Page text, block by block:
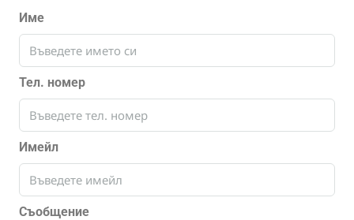
Име
Тел. номер
Имейл
Съобщение